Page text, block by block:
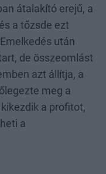
átalakító erejű, a
a tőzsde ezt
után
de összeomlást
azt állítja, a
meg a
a profitot,
a